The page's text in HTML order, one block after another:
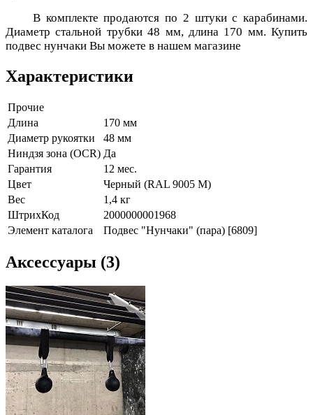
В комплекте продаются по 2 штуки с карабинами.
Диаметр стальной трубки 48 мм, длина 170 мм. Купить
подвес нунчаки Вы можете в нашем магазине
Характеристики
Прочие
Длина
170 мм
Диаметр рукоятки
48 мм
Ниндзя зона (OCR) Да
Гарантия
12 мес.
Цвет
Черный (RAL 9005 М)
Вес
1,4 кг
ШтрихКод
2000000001968
Элемент каталога
Подвес "Нунчаки" (пара) [6809]
Аксессуары (3)